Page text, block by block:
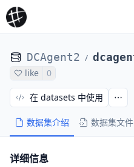
DCAgent2 /
like 0
数据集介绍 数据集文件
在 datasets 中使用
详细信息